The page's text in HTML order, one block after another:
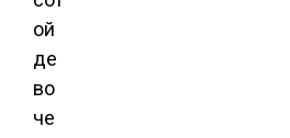
ой
де
во
че